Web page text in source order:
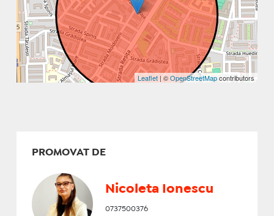
Leaflet | ©OpenStreetMapcontributors
PROMOVAT DE
Nicoleta Ionescu
0737500376